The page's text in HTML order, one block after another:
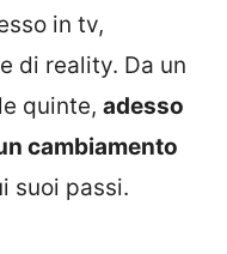
in tv,
di reality. Da un
quinte, adesso
cambiamento
suoi passi.